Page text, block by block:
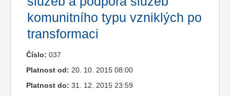
komunitního typu vzniklých po
transformaci
Číslo: 037
Platnost od: 20. 10. 2015 08:00
Platnost do: 31. 12. 2015 23:59